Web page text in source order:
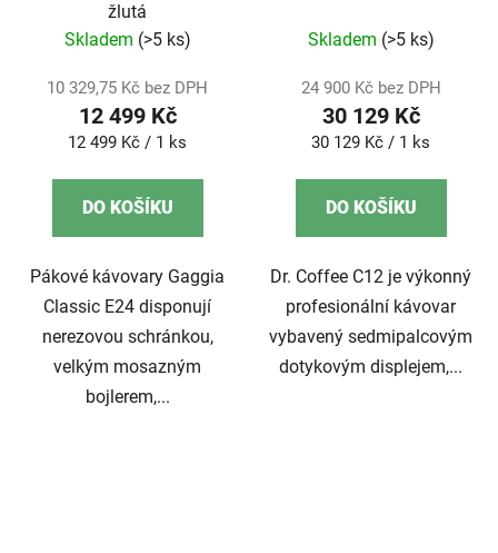
žlutá
Skladem (>5 ks)
10 329,75 Kč bez DPH
12 499 Kč
Měrná
12 499 Kč / 1 ks
DO KOŠÍKU
Pákové kávovary Gaggia
Classic E24 disponují
nerezovou schránkou,
velkým mosazným
bojlerem,...
Skladem (>5 ks)
24 900 Kč bez DPH
30 129 Kč
Měrná
30 129 Kč / 1 ks
DO KOŠÍKU
Dr. Coffee C12 je výkonný
profesionální kávovar
vybavený sedmipalcovým
dotykovým displejem,...